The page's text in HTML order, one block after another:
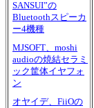
SANSUI”の
Bluetoothスピーカ
ー4機種
MJSOFT、moshi
audioの焼結セラミ
ック筐体イヤフォ
ン
オヤイデ、FiiOの